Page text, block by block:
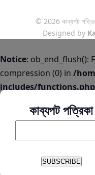
© 2026 কাব্যপট
Designed by
কাব্যপট পত্রিকা
SUBSCRIBE
Notice:
compression (0) in /
includes/functions.php